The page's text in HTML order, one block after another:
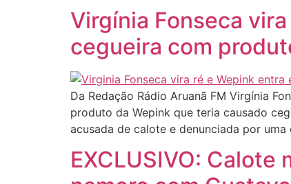
Virgínia Fonseca
cegueira com
Da Redação Rádio Aruanã FM Virgínia
produto da Wepink que teria causado
acusada de calote e denunciada por
EXCLUSIVO: